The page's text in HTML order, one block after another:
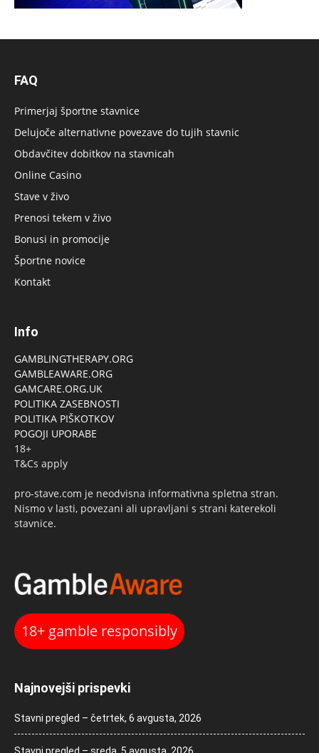
FAQ
Primerjaj športne stavnice
Delujoče alternativne povezave do tujih stavnic
Obdavčitev dobitkov na stavnicah
Online Casino
Stave v živo
Prenosi tekem v živo
Bonusi in promocije
Športne novice
Kontakt
Info
GAMBLINGTHERAPY.ORG
GAMBLEAWARE.ORG
GAMCARE.ORG.UK
POLITIKA ZASEBNOSTI
POLITIKA PIŠKOTKOV
POGOJI UPORABE
18+
T&Cs apply
pro-stave.com je neodvisna informativna spletna stran.
Nismo v lasti, povezani ali upravljani s strani katerekoli
stavnice.
18+ gamble responsibly
Najnovejši prispevki
Stavni pregled – četrtek, 6 avgusta, 2026